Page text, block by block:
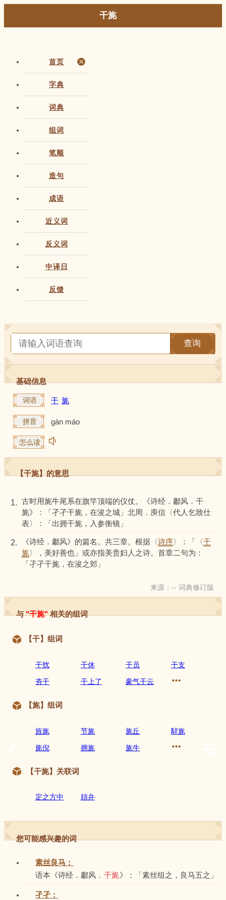
干旄
首页
字典
词典
组词
笔顺
造句
成语
近义词
反义词
中译日
反馈
查询
基础信息
词语 干 旄
拼音 gàn máo
怎么读
【干旄】的意思
1.
古时用旄牛尾系在旗竿顶端的仪仗。《诗经．鄘风．干
旄》：「孑孑干旄，在浚之城」北周．庾信〈代人乞致仕
表〉：「出拥干旄，入参衡镜」
2. 《诗经．鄘风》的篇名。共三章。根据〈诗序〉：「〈干
旄〉，美好善也」或亦指美贵妇人之诗。首章二句为：
「孑孑干旄，在浚之郊」
来源：-- 词典修订版
与"干旄"相关的组词
【干】组词
干扰 干休 干员 干支
夯干 干上了 豪气干云
【旄】组词
旌旄 节旄 旄丘 騂旄
旄倪 拥旄 旄牛
【干旄】关联词
定之方中 頍弁
您可能感兴趣的词
素丝良马：
语本《诗经．鄘风． 干旄》：「素丝组之，良马五之」
孑孑：